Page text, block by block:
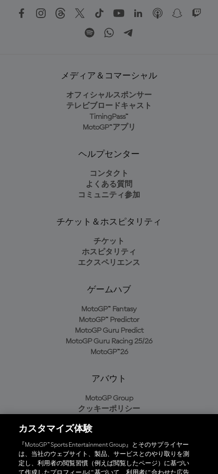
メディア＆コマーシャル
オフィシャルスポンサー
テレビブロードキャスト
TimingPass™
MotoGP™アプリ
ヘルプセンター
コンタクト
よくある質問
コミュニティ参加
チケット＆ホスピタリティ
チケット
ホスピタリティ
エクスペリエンス
ゲームハブ
MotoGP™ Fantasy
MotoGP™ Predictor
MotoGP Guru Predict
MotoGP Guru Racing 25/26
MotoGP™26
アバウト
MotoGP Group
クッキーポリシー
プライバシーポリシー
購入ポリシー
カスタマイズ体験
『MotoGP™ Sports Entertainment Group』とそのサプライヤー
は、当社のウェブサイト、製品、サービスとのやり取りを測
定し、利用者の閲覧習慣（例えば閲覧したページ）に基づい